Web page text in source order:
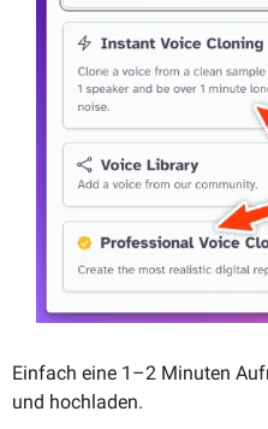
Einfach eine 1–2 Minuten
und hochladen.